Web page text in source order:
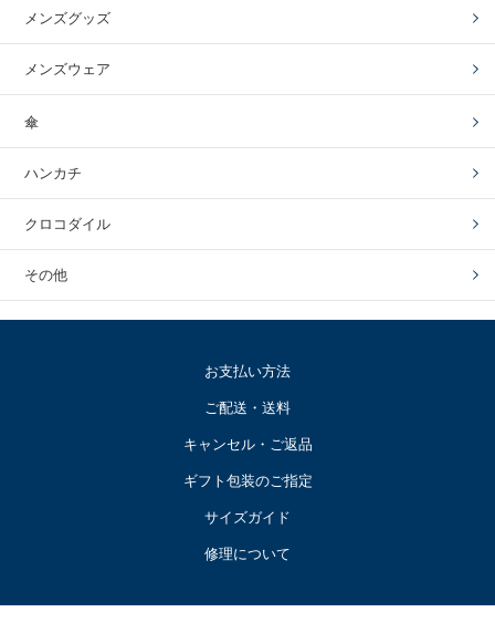
メンズグッズ
メンズウェア
傘
ハンカチ
クロコダイル
その他
お支払い方法
ご配送・送料
キャンセル・ご返品
ギフト包装のご指定
サイズガイド
修理について